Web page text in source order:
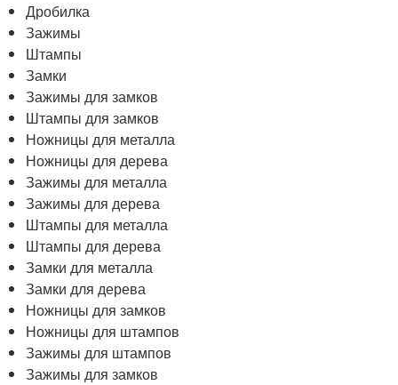
Дробилка
Зажимы
Штампы
Замки
Зажимы для замков
Штампы для замков
Ножницы для металла
Ножницы для дерева
Зажимы для металла
Зажимы для дерева
Штампы для металла
Штампы для дерева
Замки для металла
Замки для дерева
Ножницы для замков
Ножницы для штампов
Зажимы для штампов
Зажимы для замков